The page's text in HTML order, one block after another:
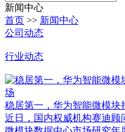
新闻中心
首页 >> 新闻中心
公司动态
行业动态
稳居第一，华为智能微模块
近日，国内权威机构赛迪顾